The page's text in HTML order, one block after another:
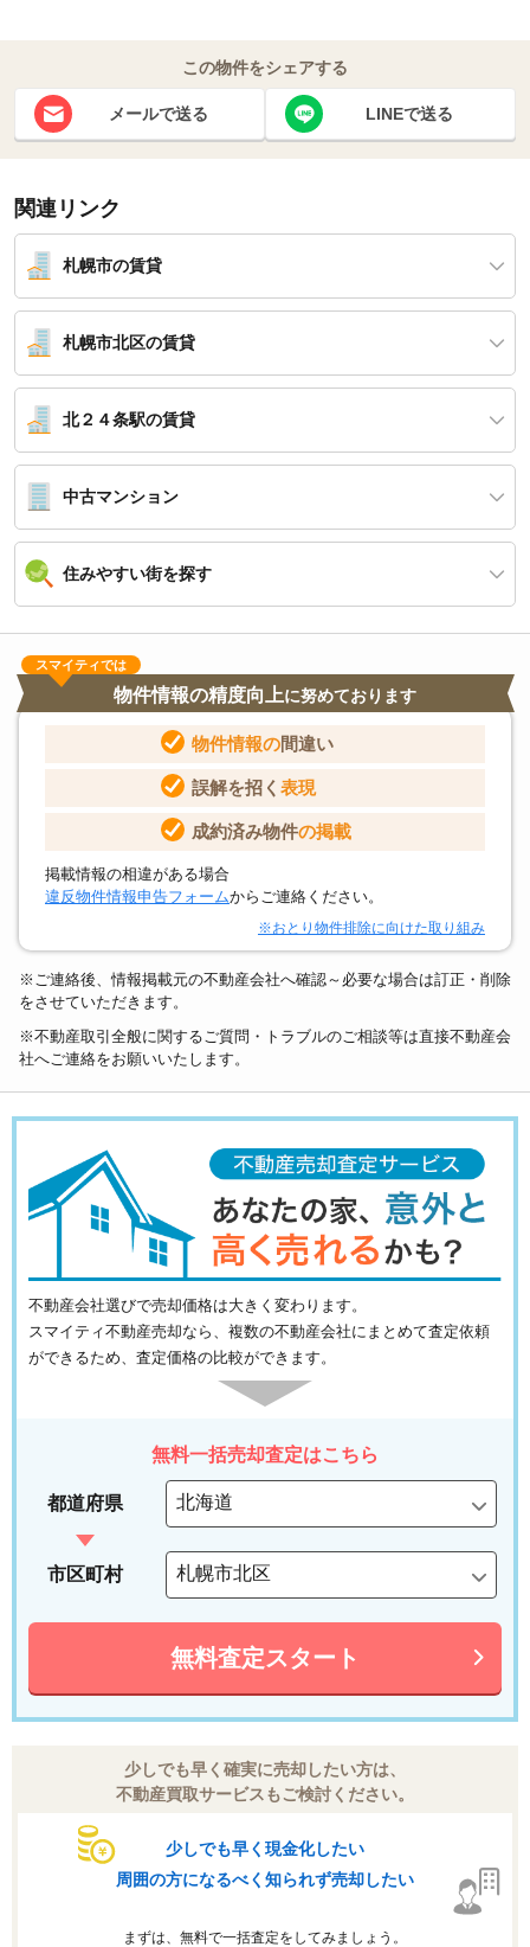
この物件をシェアする
メールで送る LINEで送る
関連リンク
札幌市の賃貸
札幌市北区の賃貸
北２４条駅の賃貸
中古マンション
住みやすい街を探す
スマイティでは
物件情報の精度向上に努めております
物件情報の間違い
誤解を招く 表現
成約済み物件の掲載
掲載情報の相違がある場合
違反物件情報申告フォームからご連絡ください。
※おとり物件排除に向けた取り組み
※ご連絡後、情報掲載元の不動産会社へ確認～必要な場合は訂正・削除
をさせていただきます。
※不動産取引全般に関するご質問・トラブルのご相談等は直接不動産会
社へご連絡をお願いいたします。
不動産会社選びで売却価格は大きく変わります。
スマイティ不動産売却なら、複数の不動産会社にまとめて査定依頼
ができるため、査定価格の比較ができます。
無料一括売却査定はこちら
都道府県
市区町村
無料査定スタート
少しでも早く確実に売却したい方は、
不動産買取サービスもご検討ください。
少しでも早く現金化したい
周囲の方になるべく知られず売却したい
まずは、無料で一括査定をしてみましょう。